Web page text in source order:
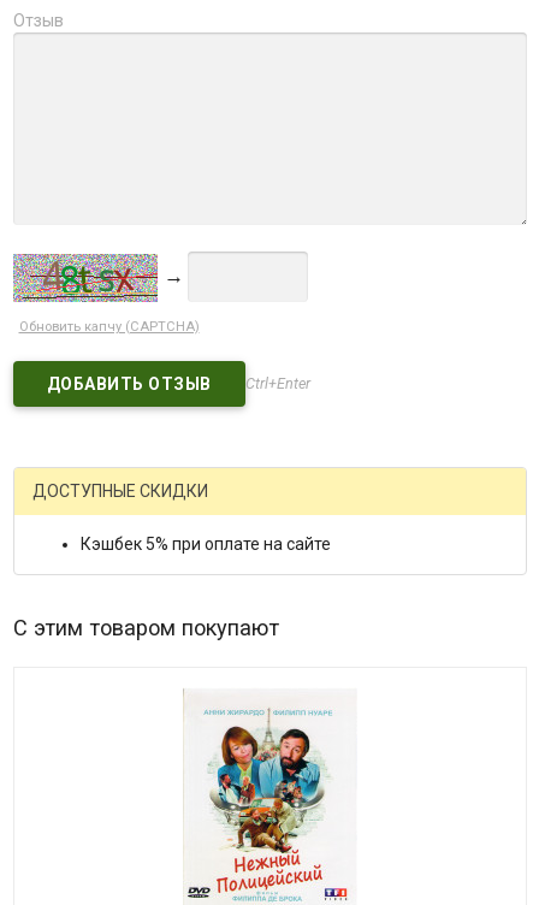
Отзыв
→
Обновить капчу (CAPTCHA)
Ctrl+Enter
ДОСТУПНЫЕ СКИДКИ
Кэшбек 5% при оплате на сайте
С этим товаром покупают